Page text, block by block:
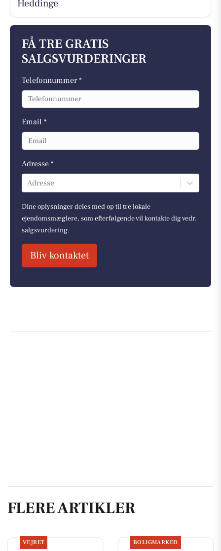
Heddinge
FÅ TRE GRATIS
SALGSVURDERINGER
Telefonnummer *
Email *
Adresse *
Adresse
Dine oplysninger deles med op til tre lokale
ejendomsmæglere, som efterfølgende vil kontakte dig vedr.
salgsvurdering.
Bliv kontaktet
FLERE ARTIKLER
VEJRET BOLIGMARKED